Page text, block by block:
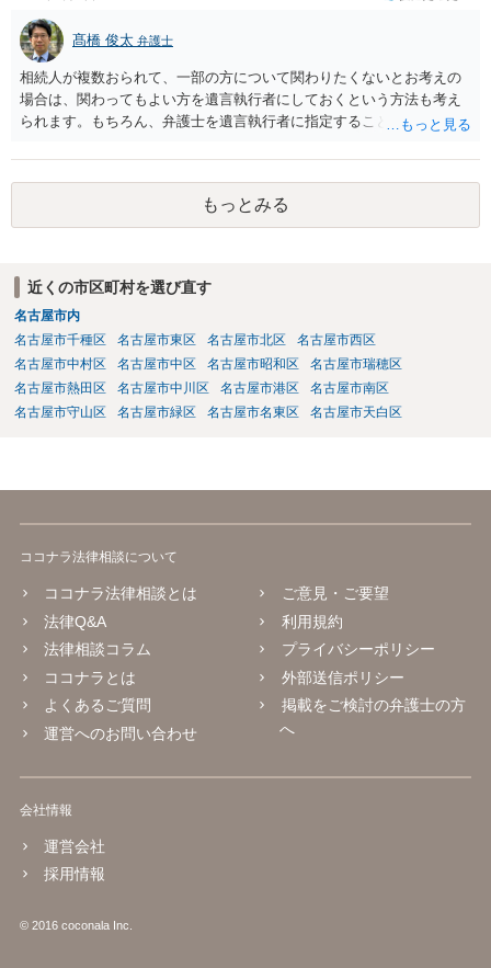
髙橋 俊太 弁護士
相続人が複数おられて、一部の方について関わりたくないとお考えの
場合は、関わってもよい方を遺言執行者にしておくという方法も考え
られます。もちろん、弁護士を遺言執行者に指定することもできます
方に再委任の権限を付与しておくという方法もあります。 一度、弁護
士に直接ご相談されることをお勧めいたします。
もっとみる
近くの市区町村を選び直す
名古屋市内
名古屋市千種区
名古屋市東区 名古屋市北区
名古屋市西区
名古屋市中村区
名古屋市中区 名古屋市昭和区
名古屋市瑞穂区
名古屋市熱田区
名古屋市中川区 名古屋市港区
名古屋市南区
名古屋市守山区
名古屋市緑区 名古屋市名東区 名古屋市天白区
ココナラ法律相談について
ココナラ法律相談とは
法律Q&A
法律相談コラム
ココナラとは
よくあるご質問
運営へのお問い合わせ
ご意見・ご要望
利用規約
プライバシーポリシー
外部送信ポリシー
掲載をご検討の弁護士の方
へ
会社情報
運営会社
採用情報
© 2016 coconala Inc.